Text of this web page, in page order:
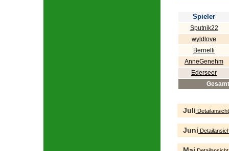
Spieler
Sputnik22
wyldlove
Bernelli
AnneGenehm
Ederseer
Gesamt
Juli Detailansicht
Juni